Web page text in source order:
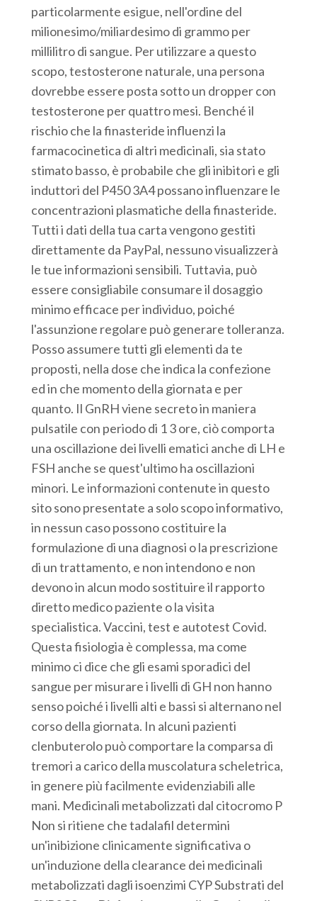
particolarmente esigue, nell'ordine del
milionesimo/miliardesimo di grammo per
millilitro di sangue. Per utilizzare a questo
scopo, testosterone naturale, una persona
dovrebbe essere posta sotto un dropper con
testosterone per quattro mesi. Benché il
rischio che la finasteride influenzi la
farmacocinetica di altri medicinali, sia stato
stimato basso, è probabile che gli inibitori e gli
induttori del P450 3A4 possano influenzare le
concentrazioni plasmatiche della finasteride.
Tutti i dati della tua carta vengono gestiti
direttamente da PayPal, nessuno visualizzerà
le tue informazioni sensibili. Tuttavia, può
essere consigliabile consumare il dosaggio
minimo efficace per individuo, poiché
l'assunzione regolare può generare tolleranza.
Posso assumere tutti gli elementi da te
proposti, nella dose che indica la confezione
ed in che momento della giornata e per
quanto. Il GnRH viene secreto in maniera
pulsatile con periodo di 1 3 ore, ciò comporta
una oscillazione dei livelli ematici anche di LH e
FSH anche se quest'ultimo ha oscillazioni
minori. Le informazioni contenute in questo
sito sono presentate a solo scopo informativo,
in nessun caso possono costituire la
formulazione di una diagnosi o la prescrizione
di un trattamento, e non intendono e non
devono in alcun modo sostituire il rapporto
diretto medico paziente o la visita
specialistica. Vaccini, test e autotest Covid.
Questa fisiologia è complessa, ma come
minimo ci dice che gli esami sporadici del
sangue per misurare i livelli di GH non hanno
senso poiché i livelli alti e bassi si alternano nel
corso della giornata. In alcuni pazienti
clenbuterolo può comportare la comparsa di
tremori a carico della muscolatura scheletrica,
in genere più facilmente evidenziabili alle
mani. Medicinali metabolizzati dal citocromo P
Non si ritiene che tadalafil determini
un'inibizione clinicamente significativa o
un'induzione della clearance dei medicinali
metabolizzati dagli isoenzimi CYP Substrati del